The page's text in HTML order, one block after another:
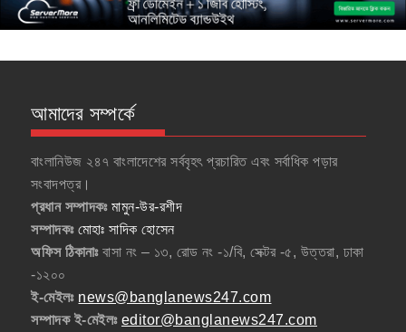
আমাদের সম্পর্কে
বাংলানিউজ ২৪৭ বাংলাদেশের সর্ববৃহৎ প্রচারিত এবং সর্বাধিক পড়ার
সংবাদপত্র।
প্রধান সম্পাদকঃমামুন-উর-রশীদ
সম্পাদকঃ মোহাঃ সাদিক হোসেন
অফিস ঠিকানাঃবাসা নং – ১৩, রোড নং -১/বি, সেক্টর -৫, উত্তরা, ঢাকা
-১২০০
ই-মেইলঃ news@banglanews247.com
সম্পাদক ই-মেইলঃ editor@banglanews247.com